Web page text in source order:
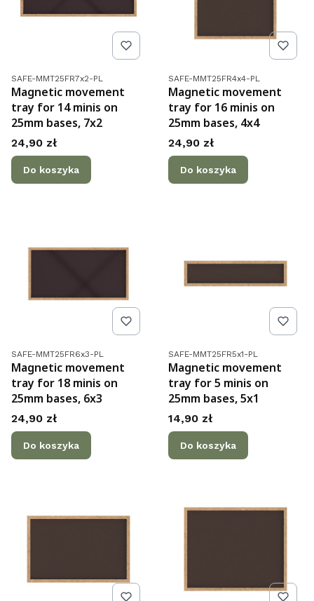
Kod produktu
SAFE-MMT25FR7x2-PL
Magnetic movement
tray for 14 minis on
25mm bases, 7x2
Cena
24,90 zł
Do koszyka
Kod produktu
SAFE-MMT25FR4x4-PL
Magnetic movement
tray for 16 minis on
25mm bases, 4x4
Cena
24,90 zł
Do koszyka
Kod produktu
SAFE-MMT25FR6x3-PL
Magnetic movement
tray for 18 minis on
25mm bases, 6x3
Cena
24,90 zł
Do koszyka
Kod produktu
SAFE-MMT25FR5x1-PL
Magnetic movement
tray for 5 minis on
25mm bases, 5x1
Cena
14,90 zł
Do koszyka